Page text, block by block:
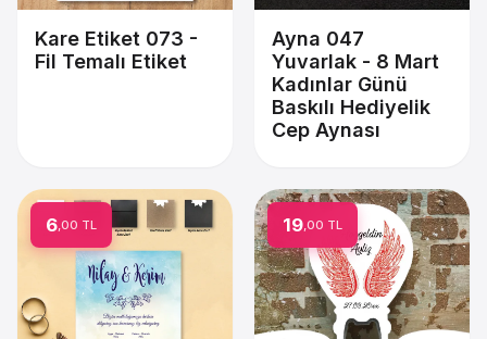
Kare Etiket 073 -
Fil Temalı Etiket
Ayna 047
Yuvarlak - 8 Mart
Kadınlar Günü
Baskılı Hediyelik
Cep Aynası
6 ,00 TL 19 ,00 TL